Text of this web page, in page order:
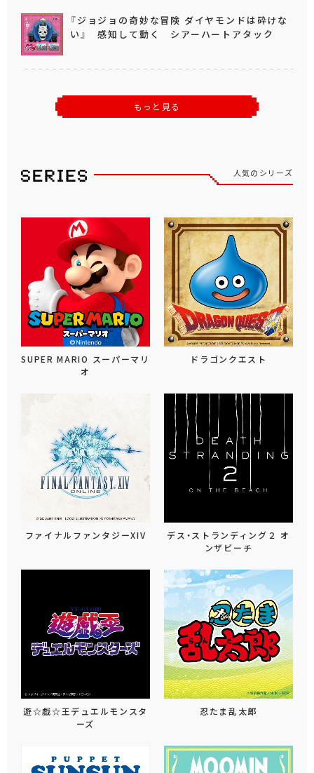
『ジョジョの奇妙な冒険 ダイヤモンドは砕けな
い』 感知して動く シアーハートアタック
もっと見る
人気のシリーズ
SUPER MARIO スーパーマリ
オ
ドラゴンクエスト
ファイナルファンタジーXIV
デス・ストランディング２ オ
ンザビーチ
遊☆戯☆王デュエルモンスタ
ーズ
忍たま乱太郎